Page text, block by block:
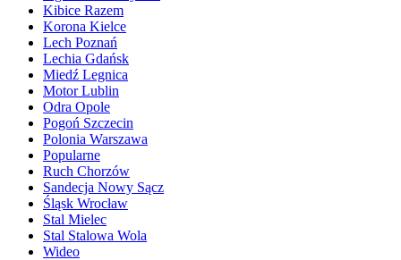
Kibice Razem
Korona Kielce
Lech Poznań
Lechia Gdańsk
Miedź Legnica
Motor Lublin
Odra Opole
Pogoń Szczecin
Polonia Warszawa
Popularne
Ruch Chorzów
Sandecja Nowy Sącz
Śląsk Wrocław
Stal Mielec
Stal Stalowa Wola
Wideo